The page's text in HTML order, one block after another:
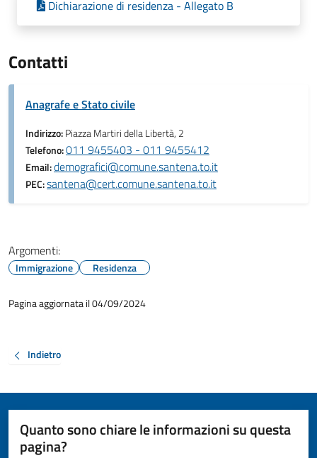
Dichiarazione di residenza - Allegato B
Contatti
Anagrafe e Stato civile
Indirizzo:Piazza Martiri della Libertà, 2
Telefono:011 9455403 - 011 9455412
Email:demografici@comune.santena.to.it
PEC:santena@cert.comune.santena.to.it
Argomenti:
Immigrazione Residenza
Pagina aggiornata il 04/09/2024
Indietro
Quanto sono chiare le informazioni su questa
pagina?